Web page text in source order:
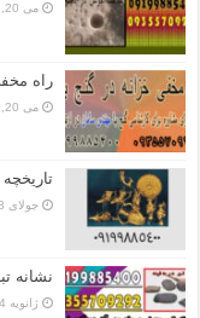
می 20, 2026
راه
می 20, 2026
جولای 13, 2025
نشانه
ژانویه 14, 2024